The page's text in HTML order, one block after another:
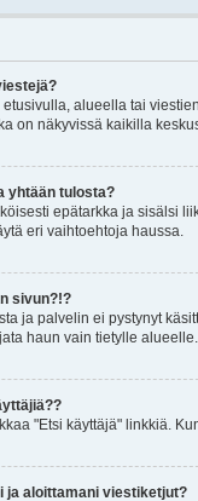
alueella tai
on näkyvissä kaikilla
yhtään tulosta?
epätarkka ja sisälsi
eri vaihtoehtoja haussa.
sivun?!?
ja palvelin ei pystynyt
haun vain tietylle alueelle.
"Etsi käyttäjä" linkkiä.
ja aloittamani viestiketjut?